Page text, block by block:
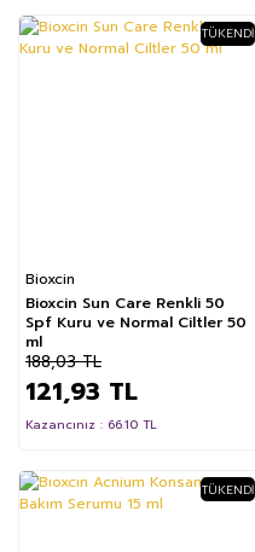
%35 TÜKENDI
Bioxcin
Bioxcin Sun Care Renkli 50
Spf Kuru ve Normal Ciltler 50
ml
121,93 TL
188,03 TL
Kazancınız : 66.10 TL
TÜKENDI